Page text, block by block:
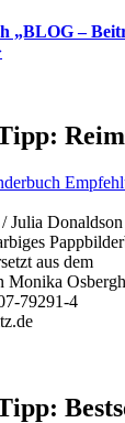
„BLOG –
Julia
aus dem
Monika
79291-4